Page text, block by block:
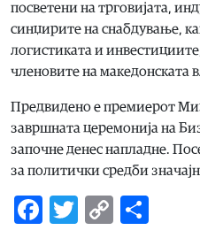
посветени на трговијата,
синџирите на снабдување,
логистиката и
членовите на македонската
Предвидено е премиерот
завршната церемонија на
започне денес напладне.
за политички средби
Facebook
Twitter
Copy